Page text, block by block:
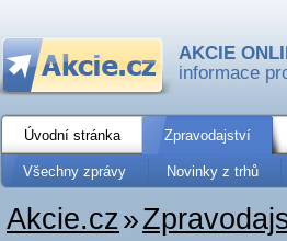
AKCIE
informace
Úvodní stránka Zpravodajství
Všechny zprávy Novinky z trhů
Akcie.cz»